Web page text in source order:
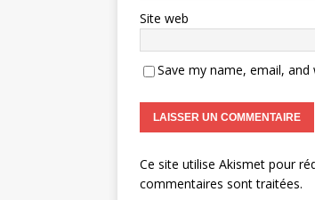
Site web
Save my name, email,
Ce site utilise Akismet pour
commentaires sont traitées.